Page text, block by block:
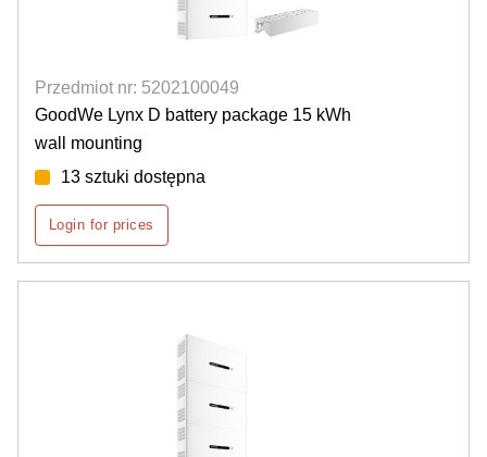
Przedmiot nr: 5202100049
GoodWe Lynx D battery package 15 kWh
wall mounting
13 sztuki dostępna
Login for prices